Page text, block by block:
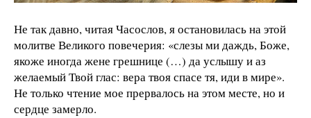
Не так давно, читая Часослов, я остановилась на этой
молитве Великого повечерия: «слезы ми даждь, Боже,
якоже иногда жене грешнице (…) да услышу и аз
желаемый Твой глас: вера твоя спасе тя, иди в мире».
Не только чтение мое прервалось на этом месте, но и
сердце замерло.